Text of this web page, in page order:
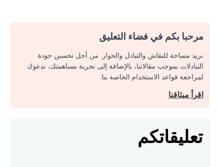
مرحبا بكم في فضاء التعليق
نريد مساحة للنقاش والتبادل والحوار. من أجل تحسين جودة
التبادلات بموجب مقالاتنا، بالإضافة إلى تجربة مساهمتك، ندعوك
لمراجعة قواعد الاستخدام الخاصة بنا.
اقرأ ميثاقنا
تعليقاتكم